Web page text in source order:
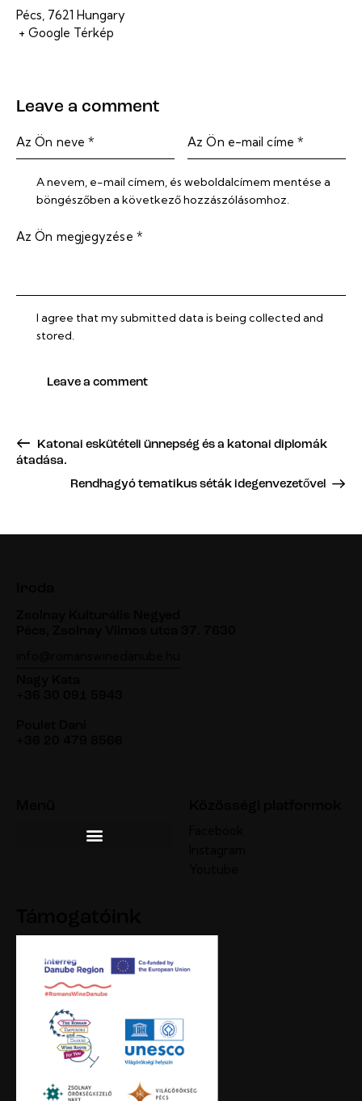
Pécs, 7621 Hungary
+ Google Térkép
Leave a comment
A nevem, e-mail címem, és weboldalcímem mentése a
böngészőben a következő hozzászólásomhoz.
I agree that my submitted data is being collected and
stored.
Katonai eskütételi ünnepség és a katonai diplomák
átadása.
Rendhagyó tematikus séták idegenvezetővel